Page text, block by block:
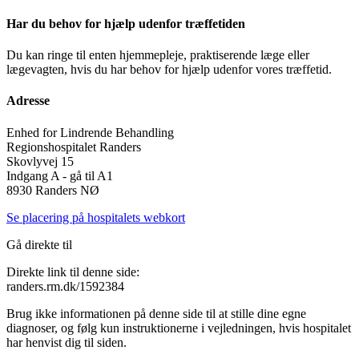
Har du behov for hjælp udenfor træffetiden
Du kan ringe til enten hjemmepleje, praktiserende læge eller
lægevagten, hvis du har behov for hjælp udenfor vores træffetid.
Adresse
Enhed for Lindrende Behandling
Regionshospitalet Randers
Skovlyvej 15
Indgang A - gå til A1
8930 Randers NØ
Se placering på hospitalets webkort
Gå direkte til
Direkte link til denne side:
randers.rm.dk/1592384
Brug ikke informationen på denne side til at stille dine egne
diagnoser, og følg kun instruktionerne i vejledningen, hvis hospitalet
har henvist dig til siden.